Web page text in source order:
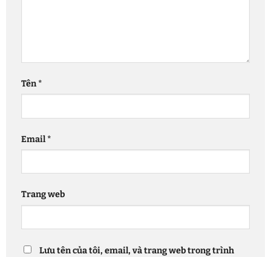
Tên*
Email*
Trang web
Lưu tên của tôi, email, và trang web trong trình